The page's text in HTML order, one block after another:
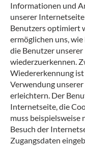
Informationen und
unserer Internetseite
Benutzers optimiert
ermöglichen uns,
die Benutzer
wiederzuerkennen.
Wiedererkennung
Verwendung
erleichtern. Der
Internetseite, die
muss beispielsweise
Besuch der
Zugangsdaten